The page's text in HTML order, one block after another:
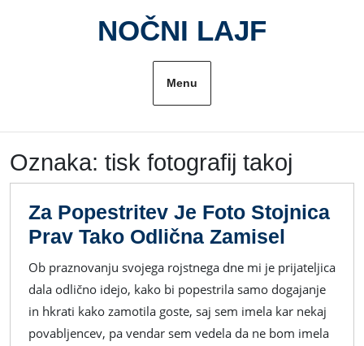
NOČNI LAJF
Menu
Oznaka: tisk fotografij takoj
Za Popestritev Je Foto Stojnica
Prav Tako Odlična Zamisel
Je
Foto
Stojnica
Ob praznovanju svojega rojstnega dne mi je prijateljica
dala odlično idejo, kako bi popestrila samo dogajanje
in hkrati kako zamotila goste, saj sem imela kar nekaj
povabljencev, pa vendar sem vedela da ne bom imela